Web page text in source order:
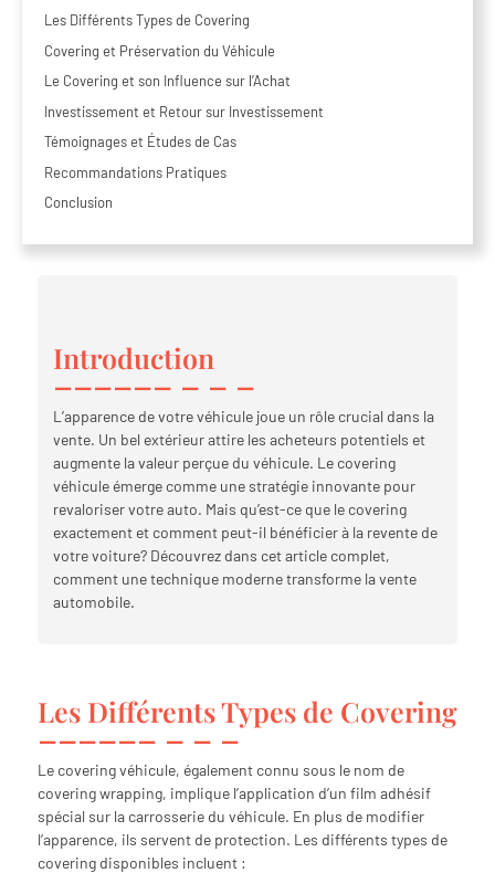
Les Différents Types de Covering
Covering et Préservation du Véhicule
Le Covering et son Influence sur l’Achat
Investissement et Retour sur Investissement
Témoignages et Études de Cas
Recommandations Pratiques
Conclusion
Introduction
L’apparence de votre véhicule joue un rôle crucial dans la
vente. Un bel extérieur attire les acheteurs potentiels et
augmente la valeur perçue du véhicule. Le covering
véhicule émerge comme une stratégie innovante pour
revaloriser votre auto. Mais qu’est-ce que le covering
exactement et comment peut-il bénéficier à la revente de
votre voiture? Découvrez dans cet article complet,
comment une technique moderne transforme la vente
automobile.
Les Différents Types de Covering
Le covering véhicule, également connu sous le nom de
covering wrapping, implique l’application d’un film adhésif
spécial sur la carrosserie du véhicule. En plus de modifier
l’apparence, ils servent de protection. Les différents types de
covering disponibles incluent :